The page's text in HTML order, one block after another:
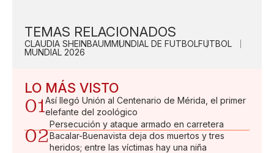
TEMAS RELACIONADOS
CLAUDIA SHEINBAUMMUNDIAL DE FUTBOLFUTBOL
MUNDIAL 2026
LO MÁS VISTO
01Así llegó Unión al Centenario de Mérida, el primer
elefante del zoológico
02
Persecución y ataque armado en carretera
Bacalar-Buenavista deja dos muertos y tres
heridos; entre las víctimas hay una niña